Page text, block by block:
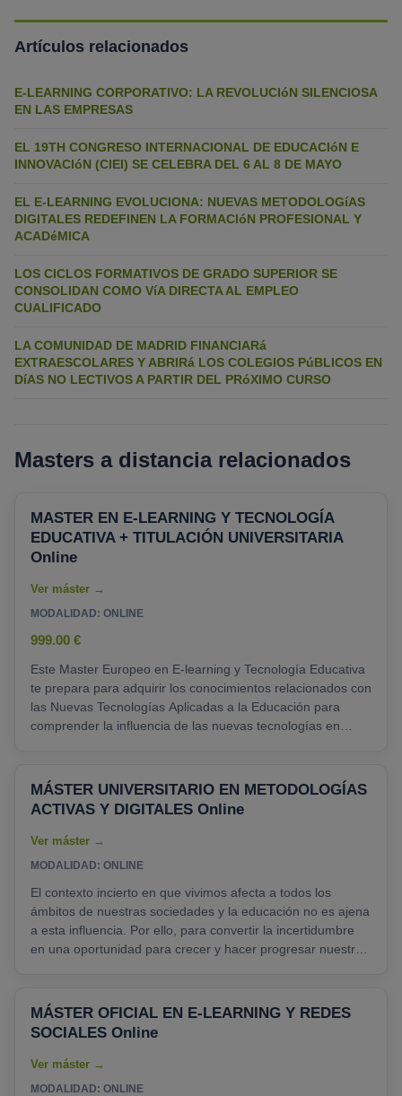
Artículos relacionados
E-LEARNING CORPORATIVO: LA REVOLUCIóN SILENCIOSA
EN LAS EMPRESAS
EL 19TH CONGRESO INTERNACIONAL DE EDUCACIóN E
INNOVACIóN (CIEI) SE CELEBRA DEL 6 AL 8 DE MAYO
EL E-LEARNING EVOLUCIONA: NUEVAS METODOLOGíAS
DIGITALES REDEFINEN LA FORMACIóN PROFESIONAL Y
ACADéMICA
LOS CICLOS FORMATIVOS DE GRADO SUPERIOR SE
CONSOLIDAN COMO VíA DIRECTA AL EMPLEO
CUALIFICADO
LA COMUNIDAD DE MADRID FINANCIARá
EXTRAESCOLARES Y ABRIRá LOS COLEGIOS PúBLICOS EN
DíAS NO LECTIVOS A PARTIR DEL PRóXIMO CURSO
Masters a distancia relacionados
MASTER EN E-LEARNING Y TECNOLOGÍA
EDUCATIVA + TITULACIÓN UNIVERSITARIA
Online
MODALIDAD: ONLINE
999.00 €
Este Master Europeo en E-learning y Tecnología Educativa
te prepara para adquirir los conocimientos relacionados con
las Nuevas Tecnologías Aplicadas a la Educación para
comprender la influencia de las nuevas tecnologías en
tecnologías en el centro educativo....
MÁSTER UNIVERSITARIO EN METODOLOGÍAS
ACTIVAS Y DIGITALES Online
MODALIDAD: ONLINE
El contexto incierto en que vivimos afecta a todos los
ámbitos de nuestras sociedades y la educación no es ajena
a esta influencia. Por ello, para convertir la incertidumbre
en una oportunidad para crecer y hacer progresar nuestros
máster plantea una formación enfocada en la figura del
estudiante, dotando al docente de las competencias
MÁSTER OFICIAL EN E-LEARNING Y REDES
SOCIALES Online
MODALIDAD: ONLINE